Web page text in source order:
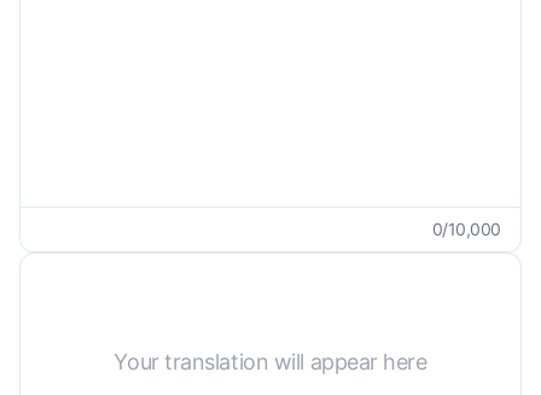
0/10,000
Your translation will appear here